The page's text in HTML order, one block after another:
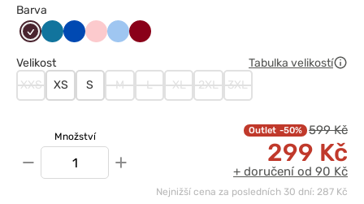
Barva
Burgundowy
KaraibskiKrólewskiŁososiowy
NiebieskiOberżyna
Wiśniowy
Velikost
Tabulka velikostí
XXS
XS S M L XL 2XL 3XL
Množství
− +
-50% 599 Kč
299 Kč
+ doručení od 90 Kč
Nejnižší cena za posledních 30 dní: 287 Kč